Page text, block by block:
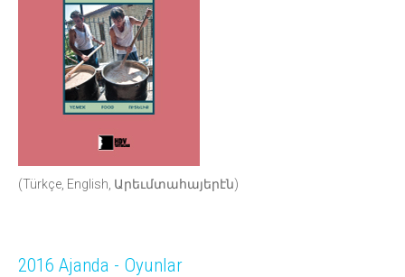
(Türkçe, English, Արեւմտահայերէն)
2016 Ajanda - Oyunlar